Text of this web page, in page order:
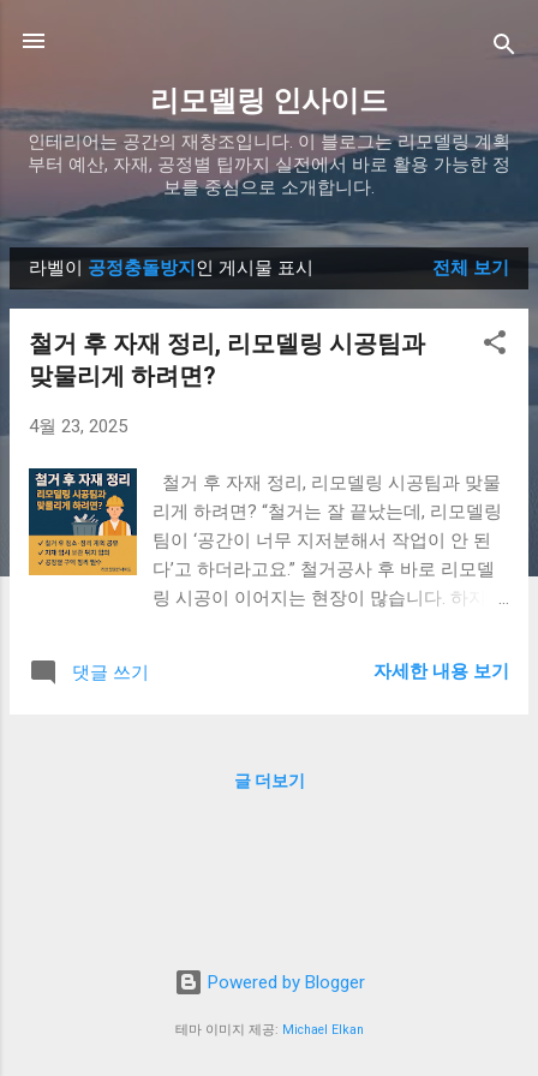
리모델링 인사이드
인테리어는 공간의 재창조입니다. 이 블로그는 리모델링 계획
부터 예산, 자재, 공정별 팁까지 실전에서 바로 활용 가능한 정
보를 중심으로 소개합니다.
글
라벨이 공정충돌방지인 게시물 표시 전체 보기
철거 후 자재 정리, 리모델링 시공팀과
맞물리게 하려면?
4월 23, 2025
철거 후 자재 정리, 리모델링 시공팀과 맞물
리게 하려면? “철거는 잘 끝났는데, 리모델링
팀이 ‘공간이 너무 지저분해서 작업이 안 된
다’고 하더라고요.” 철거공사 후 바로 리모델
링 시공이 이어지는 현장이 많습니다. 하지만
품질에까지 영향을 줄 수 있습니다. 1. 철거
인해 도배/마감 시공 품질 저하 전기·배관 라
재 임시 보관 위치 사전 협의 시공팀과 “자재
이동 없이 시공 가능한 위치”를 정해두는 것
이 핵심입니다. 3단계: 공정 우선순위별 구역
댓글 쓰기 자세한 내용 보기
글 더보기
Powered by Blogger
테마 이미지 제공: Michael Elkan